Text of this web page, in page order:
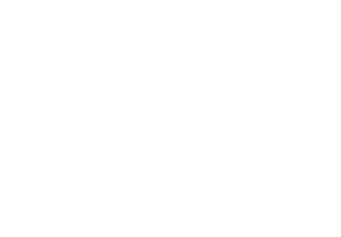
시간 되길"
고 막판 셈법
철거
감축
유통업계 양극화 심화
임식 참석